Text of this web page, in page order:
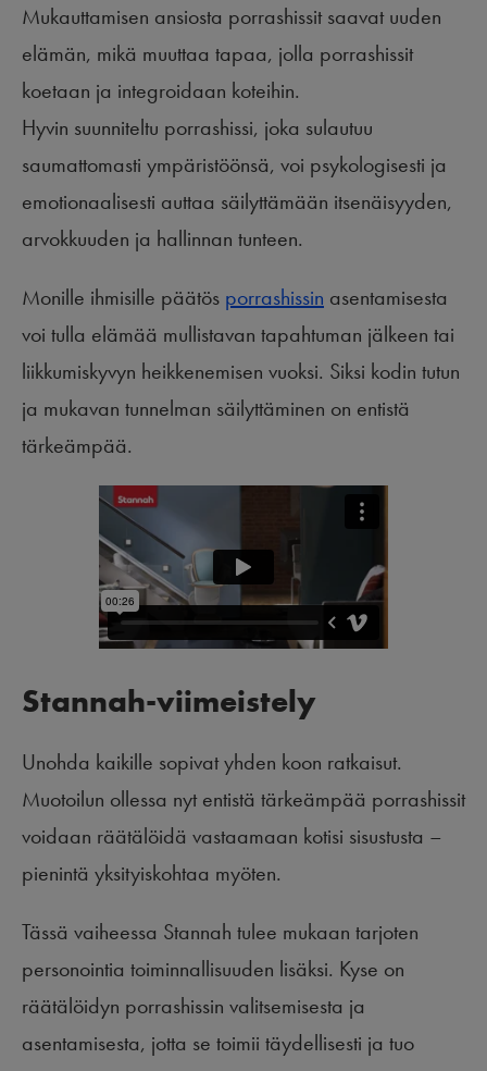
Mukauttamisen ansiosta porrashissit saavat uuden
elämän, mikä muuttaa tapaa, jolla porrashissit
koetaan ja integroidaan koteihin.
Hyvin suunniteltu porrashissi, joka sulautuu
saumattomasti ympäristöönsä, voi psykologisesti ja
emotionaalisesti auttaa säilyttämään itsenäisyyden,
arvokkuuden ja hallinnan tunteen.
Monille ihmisille päätös porrashissin asentamisesta
voi tulla elämää mullistavan tapahtuman jälkeen tai
liikkumiskyvyn heikkenemisen vuoksi. Siksi kodin tutun
ja mukavan tunnelman säilyttäminen on entistä
tärkeämpää.
Stannah-viimeistely
Unohda kaikille sopivat yhden koon ratkaisut.
Muotoilun ollessa nyt entistä tärkeämpää porrashissit
voidaan räätälöidä vastaamaan kotisi sisustusta –
pienintä yksityiskohtaa myöten.
Tässä vaiheessa Stannah tulee mukaan tarjoten
personointia toiminnallisuuden lisäksi. Kyse on
räätälöidyn porrashissin valitsemisesta ja
asentamisesta, jotta se toimii täydellisesti ja tuo